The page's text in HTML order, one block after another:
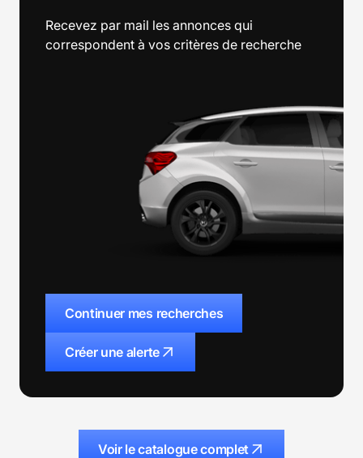
Recevez par mail les annonces qui
correspondent à vos critères de recherche
Continuer mes recherches
Créer une alerte
Voir le catalogue complet